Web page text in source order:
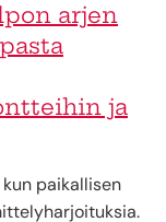
arjen
ja
paikallisen